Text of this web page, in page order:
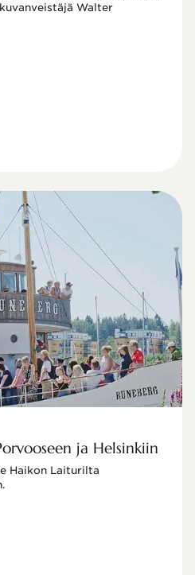
Walter
ja Helsinkiin
Haikon Laiturilta